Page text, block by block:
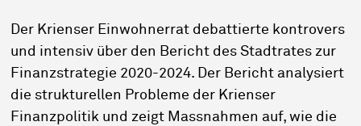
Der Krienser Einwohnerrat debattierte kontrovers
und intensiv über den Bericht des Stadtrates zur
Finanzstrategie 2020-2024. Der Bericht analysiert
die strukturellen Probleme der Krienser
Finanzpolitik und zeigt Massnahmen auf, wie die